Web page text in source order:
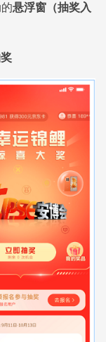
悬浮窗（抽奖入